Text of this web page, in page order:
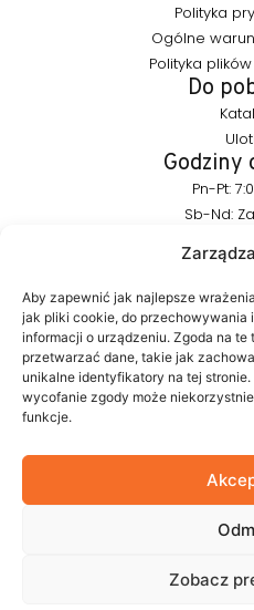
Aby zapewnić jak najlepsze
jak pliki cookie, do przechowywania
informacji o urządzeniu. Zgoda na
przetwarzać dane, takie jak
unikalne identyfikatory na tej
wycofanie zgody może
funkcje.
Zobacz
FURNIKA to marka z branży
nowoczesnych
produkty, które w subtelny
budują atmosferę wnętrza.
autorskie rozwiązania
Polityka
Ogólne
Polityka
Do
Godziny
Pn-Pt:
Sb-Nd:
+48 (77)